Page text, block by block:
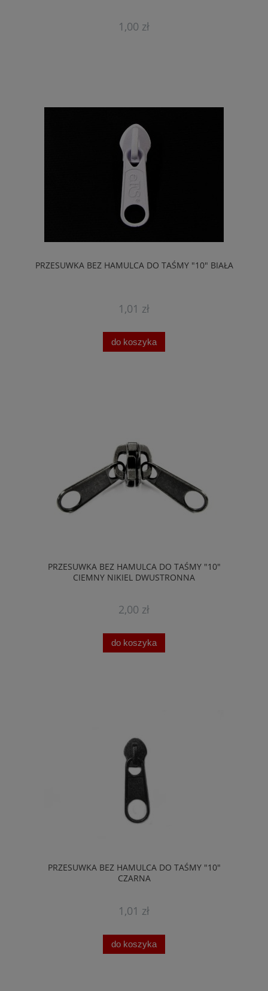
1,00 zł
PRZESUWKA BEZ HAMULCA DO TAŚMY "10" BIAŁA
1,01 zł
do koszyka
PRZESUWKA BEZ HAMULCA DO TAŚMY "10"
CIEMNY NIKIEL DWUSTRONNA
2,00 zł
do koszyka
PRZESUWKA BEZ HAMULCA DO TAŚMY "10"
CZARNA
1,01 zł
do koszyka